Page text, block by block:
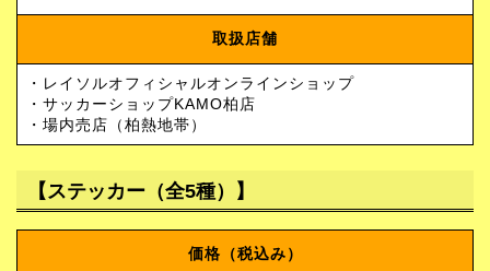
取扱店舗
・レイソルオフィシャルオンラインショップ
・サッカーショップKAMO柏店
・場内売店（柏熱地帯）
【ステッカー（全5種）】
価格（税込み）